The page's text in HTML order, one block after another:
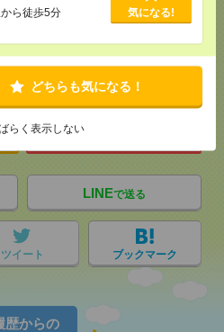
はありません。※給
ら徒歩5分 気になる!
どちらも気になる！
らく表示しない
ページへ
LINEで送る
ツイート ブックマーク
歴からの